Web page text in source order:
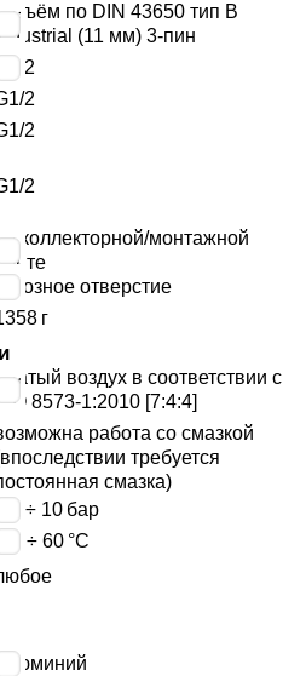
по DIN 43650 тип B
(11 мм) 3-пин
G1/2
2
2
2
коллекторной/монтажной
сквозное отверстие
г
воздух в соответствии с
8573-1:2010 [7:4:4]
работа со смазкой
требуется
смазка)
2.5 ÷ 10 бар
-20 ÷ 60 °C
алюминий